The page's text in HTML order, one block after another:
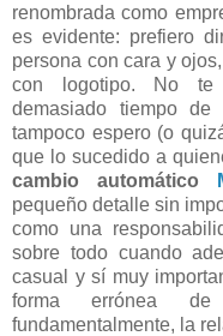
renombrada como
es evidente: prefiero
persona con cara y
con logotipo. No te
demasiado tiempo
tampoco espero (o
que lo sucedido a
cambio automático
pequeño detalle sin
como una
sobre todo cuando
casual y sí muy
forma errónea
fundamentalmente, la